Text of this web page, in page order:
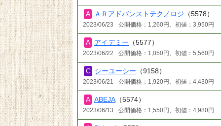
ＡＲアドバンストテクノロジ （5578）
2023/06/23 公開価格：1,260円、初値：3,950円
アイデミー （5577）
2023/06/22 公開価格：1,050円、初値：5,560円
シーユーシー （9158）
2023/06/21 公開価格：1,920円、初値：4,430円
ABEJA （5574）
2023/06/13 公開価格：1,550円、初値：4,980円